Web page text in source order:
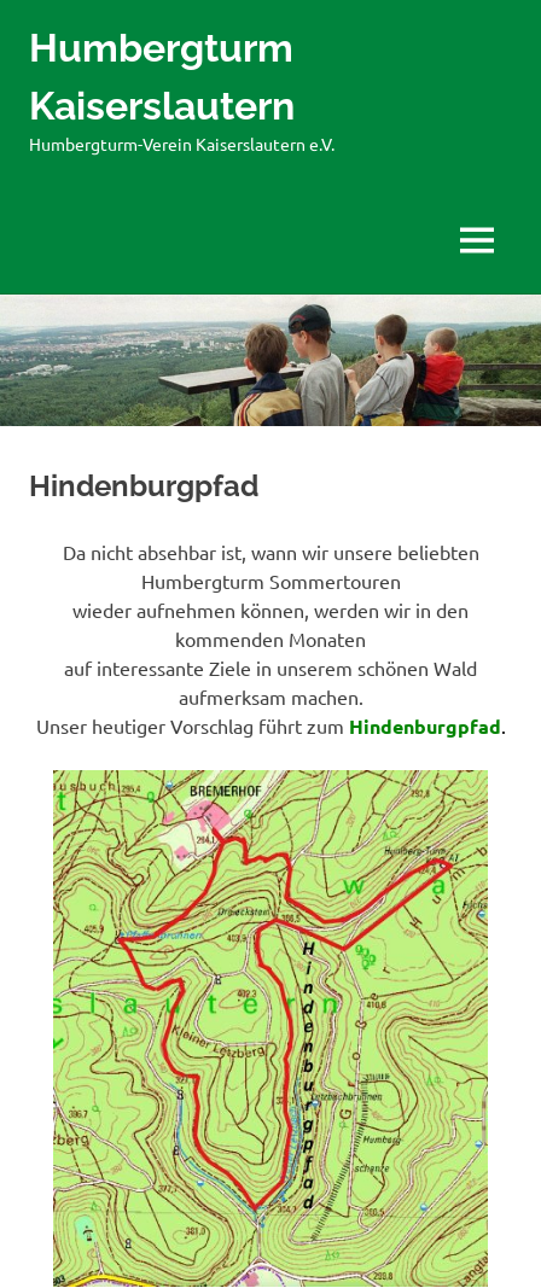
Inhalt
springen
Humbergturm
Kaiserslautern
Humbergturm-Verein Kaiserslautern e.V.
MENÜ
Hindenburgpfad
Da nicht absehbar ist, wann wir unsere beliebten
Humbergturm Sommertouren
wieder aufnehmen können, werden wir in den
kommenden Monaten
auf interessante Ziele in unserem schönen Wald
aufmerksam machen.
Unser heutiger Vorschlag führt zum Hindenburgpfad